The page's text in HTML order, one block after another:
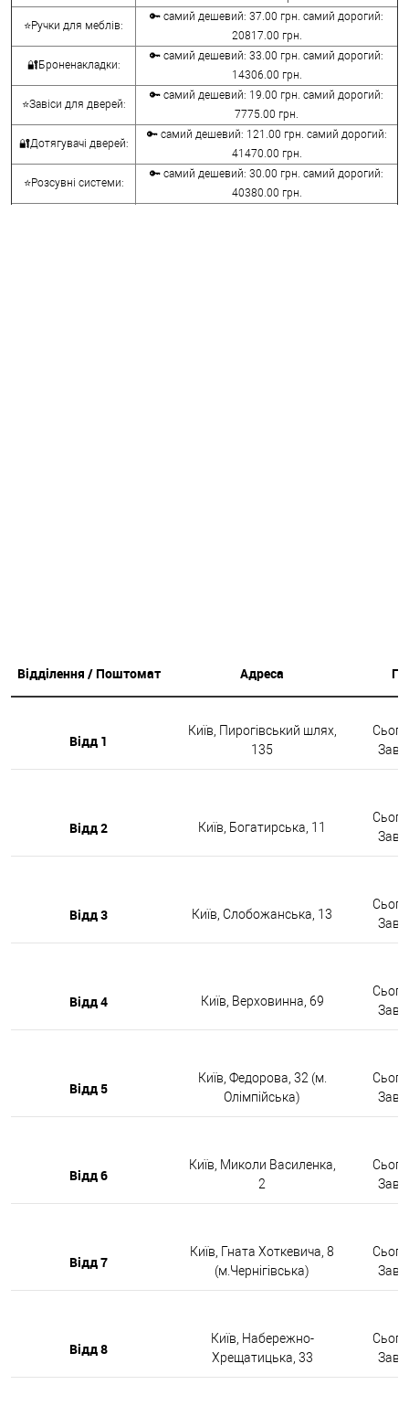
⭐Ручки для меблів:
🔑 самий дешевий: 37.00 грн. самий дорогий:
20817.00 грн.
🔐Броненакладки:
🔑 самий дешевий: 33.00 грн. самий дорогий:
14306.00 грн.
⭐Завіси для дверей:
🔑 самий дешевий: 19.00 грн. самий дорогий:
7775.00 грн.
🔐Дотягувачі дверей:
🔑 самий дешевий: 121.00 грн. самий дорогий:
41470.00 грн.
⭐Розсувні системи:
🔑 самий дешевий: 30.00 грн. самий дорогий:
40380.00 грн.
Відділення / Поштомат Адреса
Відд 1
Київ, Пирогівський шлях,
135
Відд 2 Київ, Богатирська, 11
Відд 3 Київ, Слобожанська, 13
Відд 4 Київ, Верховинна, 69
Відд 5
Київ, Федорова, 32 (м.
Олімпійська)
Відд 6
Київ, Миколи Василенка,
2
Відд 7
Київ, Гната Хоткевича, 8
(м.Чернігівська)
Відд 8
Київ, Набережно-
Хрещатицька, 33